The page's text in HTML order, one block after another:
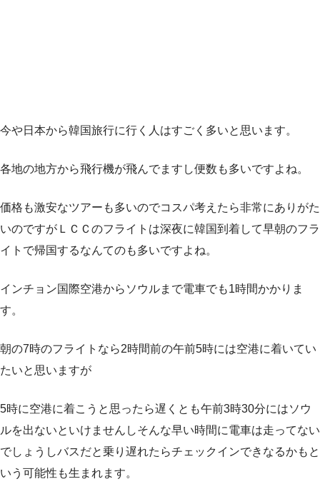
今や日本から韓国旅行に行く人はすごく多いと思います。
各地の地方から飛行機が飛んでますし便数も多いですよね。
価格も激安なツアーも多いのでコスパ考えたら非常にありがた
いのですがＬＣＣのフライトは深夜に韓国到着して早朝のフラ
イトで帰国するなんてのも多いですよね。
インチョン国際空港からソウルまで電車でも1時間かかりま
す。
朝の7時のフライトなら2時間前の午前5時には空港に着いてい
たいと思いますが
5時に空港に着こうと思ったら遅くとも午前3時30分にはソウ
ルを出ないといけませんしそんな早い時間に電車は走ってない
でしょうしバスだと乗り遅れたらチェックインできなるかもと
いう可能性も生まれます。